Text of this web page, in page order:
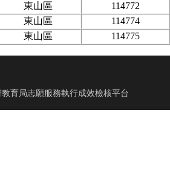
東山區
114772
東山區
114774
東山區 114775
育局志願服務執行成效檢核平台